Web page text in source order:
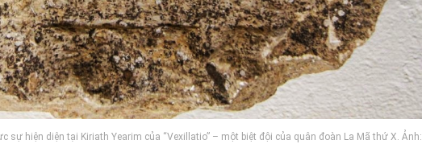
sự hiện diện tại Kiriath Yearim của “Vexillatio” – một biệt đội của quân đoàn La Mã thứ X. Ảnh: